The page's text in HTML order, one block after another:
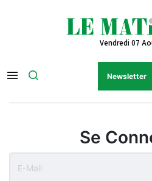
Vendredi 07
Newsletter
Se